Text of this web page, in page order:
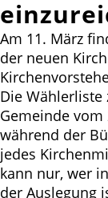
Am 11. März
der neuen
Die Wählerliste
Gemeinde vom
während der
jedes
kann nur, wer
der Auslegung